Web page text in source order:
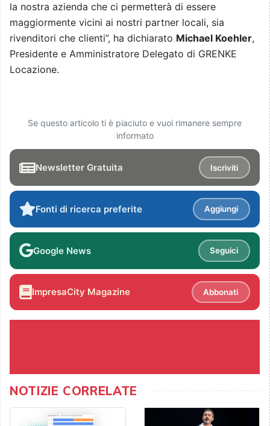
la nostra azienda che ci permetterà di essere
maggiormente vicini ai nostri partner locali, sia
rivenditori che clienti”, ha dichiarato Michael Koehler,
Presidente e Amministratore Delegato di GRENKE
Locazione.
Se questo articolo ti è piaciuto e vuoi rimanere sempre
informato
Newsletter Gratuita Iscriviti
Fonti di ricerca preferite Aggiungi
Google News Seguici
ImpresaCity Magazine Abbonati
NOTIZIE CORRELATE